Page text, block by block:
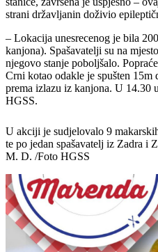
strani državljanin doživio
– Lokacija unesrecenog je bila
kanjona). Spašavatelji su na
njegovo stanje poboljšalo.
Crni kotao odakle je spušten
prema izlazu iz kanjona. U 14.30
HGSS.
U akciji je sudjelovalo 9
te po jedan spašavatelj iz Zadra i
M. D. /Foto HGSS